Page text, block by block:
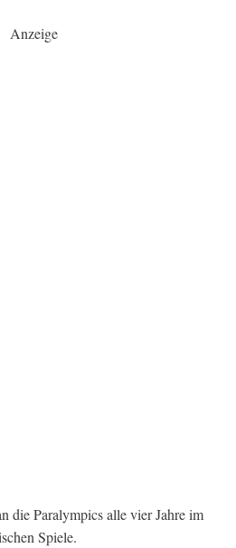
Anzeige
die Paralympics alle vier Jahre im
Spiele.